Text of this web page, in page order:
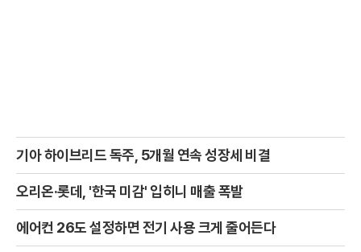
기아 하이브리드 독주, 5개월 연속 성장세 비결
오리온·롯데, '한국 미감' 입히니 매출 폭발
에어컨 26도 설정하면 전기 사용 크게 줄어든다